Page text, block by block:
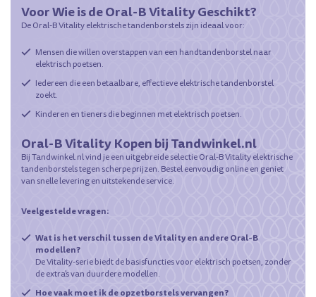
Voor Wie is de Oral-B Vitality Geschikt?
De Oral-B Vitality elektrische tandenborstels zijn ideaal voor:
Mensen die willen overstappen van een handtandenborstel naar
elektrisch poetsen.
Iedereen die een betaalbare, effectieve elektrische tandenborstel
zoekt.
Kinderen en tieners die beginnen met elektrisch poetsen.
Oral-B Vitality Kopen bij Tandwinkel.nl
Bij Tandwinkel.nl vind je een uitgebreide selectie Oral-B Vitality elektrische
tandenborstels tegen scherpe prijzen. Bestel eenvoudig online en geniet
van snelle levering en uitstekende service.
Veelgestelde vragen:
Wat is het verschil tussen de Vitality en andere Oral-B
modellen?
De Vitality-serie biedt de basisfuncties voor elektrisch poetsen, zonder
de extra's van duurdere modellen.
Hoe vaak moet ik de opzetborstels vervangen?